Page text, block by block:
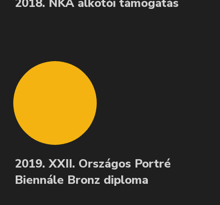
2019. XXII. Országos Portré
Biennále Bronz diploma